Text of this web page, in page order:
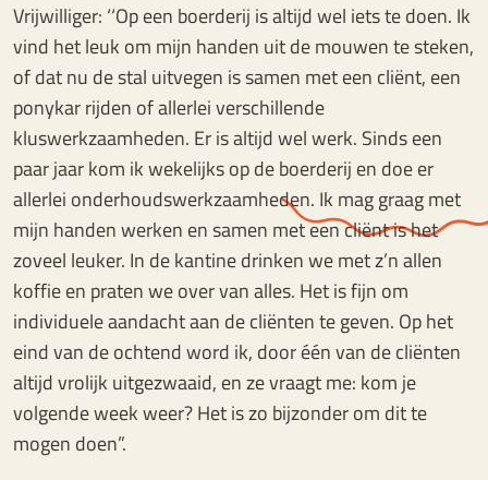
Vrijwilliger: ‘‘Op een boerderij is altijd wel iets te doen. Ik
vind het leuk om mijn handen uit de mouwen te steken,
of dat nu de stal uitvegen is samen met een cliënt, een
ponykar rijden of allerlei verschillende
kluswerkzaamheden. Er is altijd wel werk. Sinds een
paar jaar kom ik wekelijks op de boerderij en doe er
allerlei onderhoudswerkzaamheden. Ik mag graag met
mijn handen werken en samen met een cliënt is het
zoveel leuker. In de kantine drinken we met z’n allen
koffie en praten we over van alles. Het is fijn om
individuele aandacht aan de cliënten te geven. Op het
eind van de ochtend word ik, door één van de cliënten
altijd vrolijk uitgezwaaid, en ze vraagt me: kom je
volgende week weer? Het is zo bijzonder om dit te
mogen doen”.